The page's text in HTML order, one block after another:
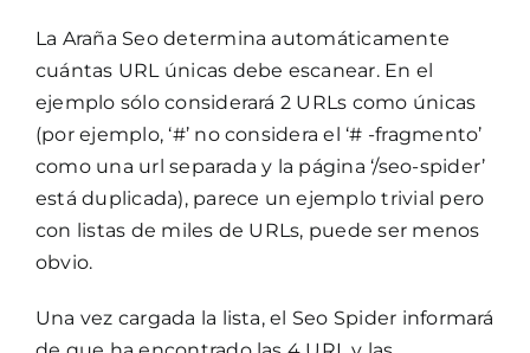
La Araña Seo determina automáticamente
cuántas URL únicas debe escanear. En el
ejemplo sólo considerará 2 URLs como únicas
(por ejemplo, ‘#’ no considera el ‘# -fragmento’
como una url separada y la página ‘/seo-spider’
está duplicada), parece un ejemplo trivial pero
con listas de miles de URLs, puede ser menos
obvio.
Una vez cargada la lista, el Seo Spider informará